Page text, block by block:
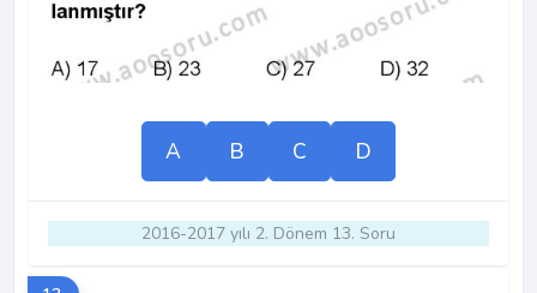
A B C D
2016-2017 yılı 2. Dönem 13. Soru